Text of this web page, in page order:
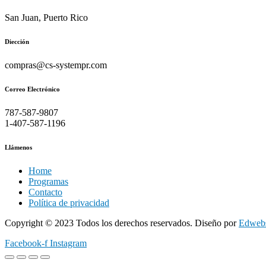
San Juan, Puerto Rico
Diección
compras@cs-systempr.com
Correo Electrónico
787-587-9807
1-407-587-1196
Llámenos
Home
Programas
Contacto
Política de privacidad
Copyright © 2023 Todos los derechos reservados. Diseño por
Facebook-f Instagram